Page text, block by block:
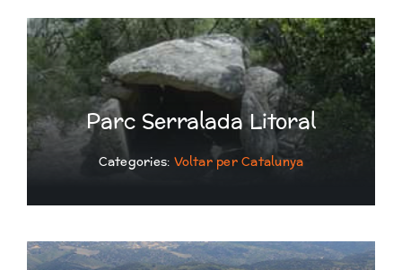
Parc Serralada Litoral
Categories: Voltar per Catalunya